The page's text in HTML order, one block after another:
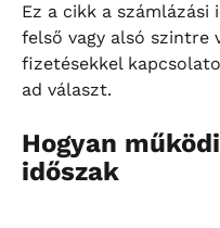
Ez a cikk a számlázási
felső vagy alsó szintre
fizetésekkel
ad választ.
Hogyan
időszak